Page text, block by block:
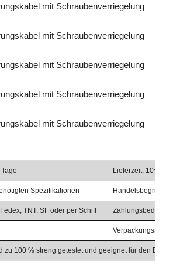
mit Schraubenverriegelung
mit Schraubenverriegelung
mit Schraubenverriegelung
mit Schraubenverriegelung
mit Schraubenverriegelung
Lieferzeit: 10~20
Spezifikationen Handelsbegriffe:
TNT, SF oder per Schiff
zu 100 % streng getestet und geeignet für den